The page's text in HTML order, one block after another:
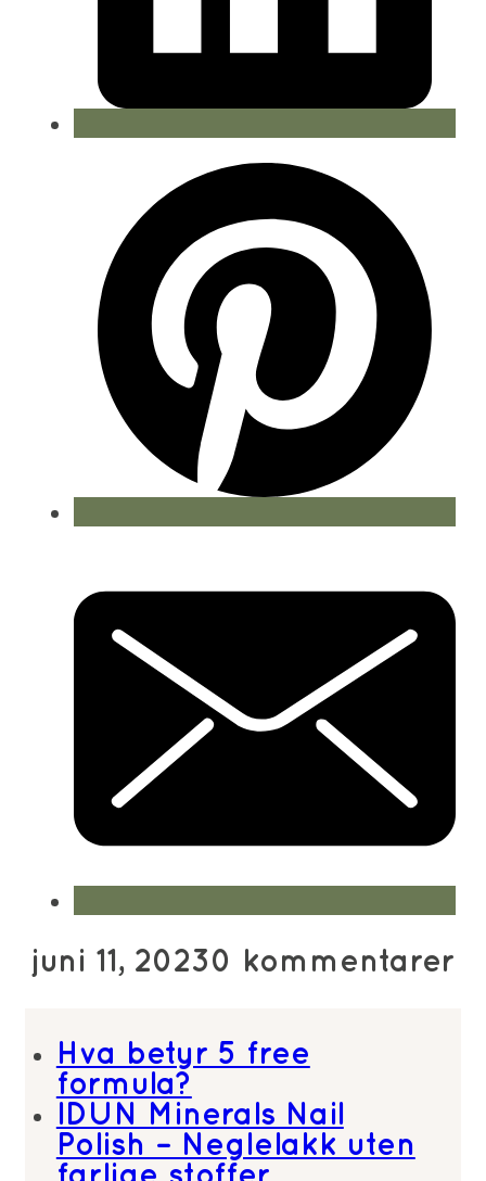
juni 11, 20230 kommentarer
Hva betyr 5 free
formula?
IDUN Minerals Nail
Polish – Neglelakk uten